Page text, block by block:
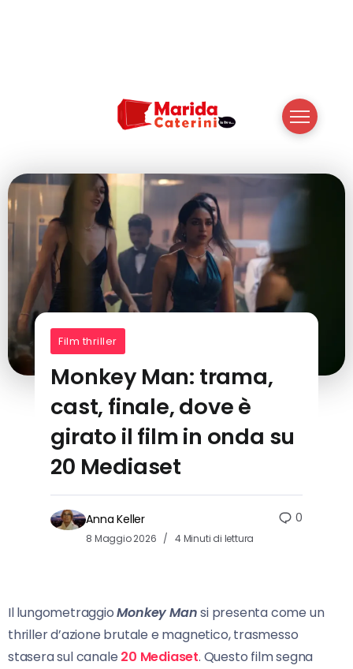
Film thriller
Monkey Man: trama,
cast, finale, dove è
girato il film in onda su
20 Mediaset
Anna Keller
8 Maggio 2026 4 Minuti di lettura
0
Il lungometraggioMonkey Mansi presenta come un
thriller d’azione brutale e magnetico, trasmesso
stasera sul canale 20 Mediaset. Questo film segna